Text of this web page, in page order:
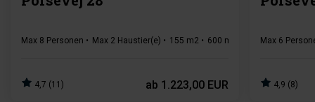
Max 8 Personen Max 2 Haustier(e) 155 m2 600 m zur Küste 4
4,7 (11) ab 1.223,00 EUR
Max 6
4,9 (8)